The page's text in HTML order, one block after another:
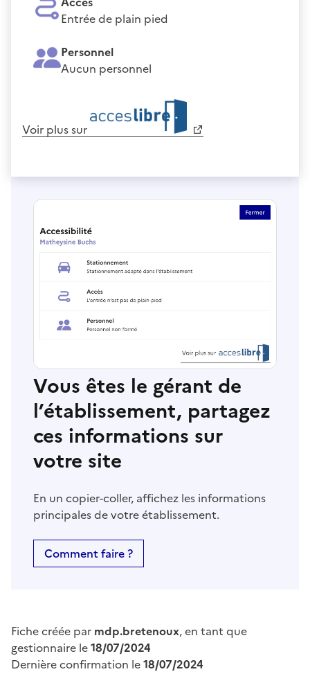
Entrée de plain pied
Personnel
Aucun personnel
Voir plus sur
Vous êtes le gérant de
l’établissement, partagez
ces informations sur
votre site
En un copier-coller, affichez les informations
principales de votre établissement.
Comment faire ?
Fiche créée par mdp.bretenoux, en tant que
gestionnaire le18/07/2024
Dernière confirmation le18/07/2024